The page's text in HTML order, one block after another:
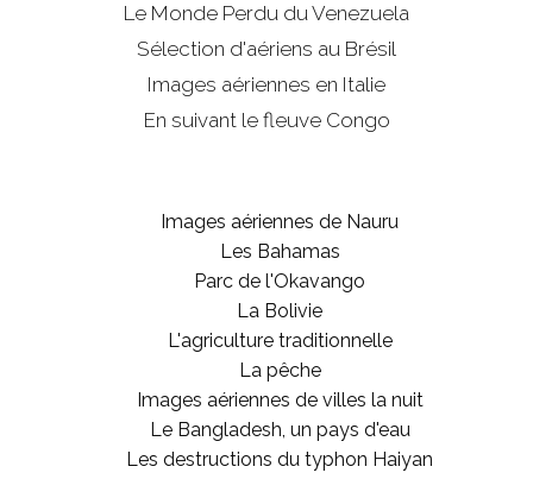
Le Monde Perdu du Venezuela
Sélection d'aériens au Brésil
Images aériennes en Italie
En suivant le fleuve Congo
Images aériennes de Nauru
Les Bahamas
Parc de l'Okavango
La Bolivie
L'agriculture traditionnelle
La pêche
Images aériennes de villes la nuit
Le Bangladesh, un pays d'eau
Les destructions du typhon Haiyan